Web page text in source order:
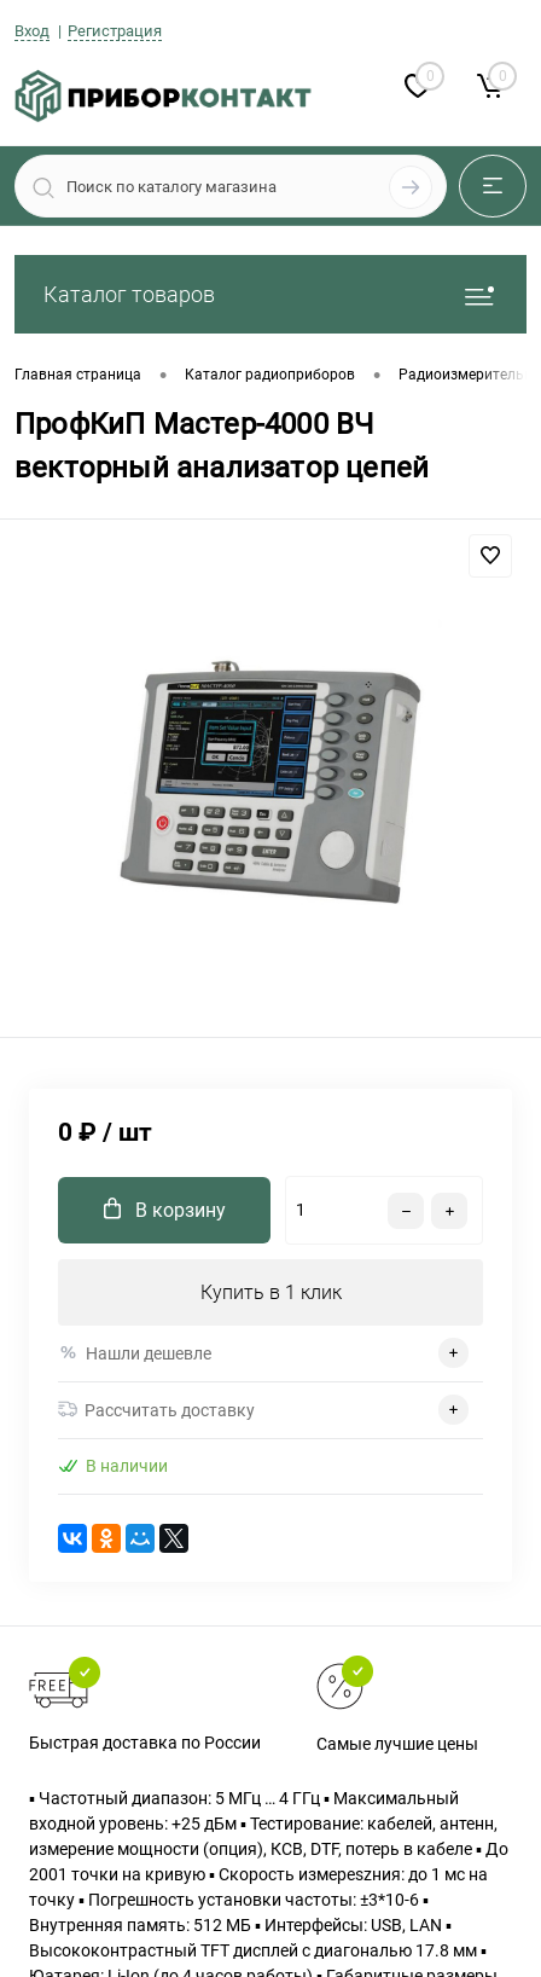
Вход Регистрация
0 0
Каталог товаров
Главная страница • Каталог радиоприборов •
ПрофКиП Мастер-4000 ВЧ
векторный анализатор цепей
0 ₽ / шт
В корзину
Купить в 1 клик
Нашли дешевле
Рассчитать доставку
В наличии
Быстрая доставка по России Самые лучшие цены
▪ Частотный диапазон: 5 МГц … 4 ГГц▪ Максимальный
входной уровень: +25 дБм▪ Тестирование: кабелей, антенн,
измерение мощности (опция), КСВ, DTF, потерь в кабеле▪ До
2001 точки на кривую▪ Скорость измереszния: до 1 мс на
точку▪ Погрешность установки частоты: ±3*10-6▪
Внутренняя память: 512 МБ▪ Интерфейсы: USB, LAN ▪
Высококонтрастный TFT дисплей с диагональю 17.8 мм▪